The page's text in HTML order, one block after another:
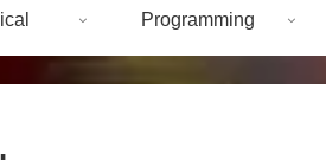
Programming